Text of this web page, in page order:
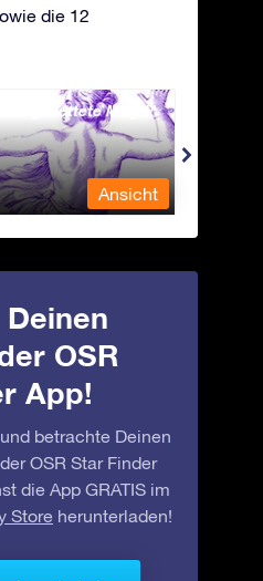
die 12
angekettete Magd
Ansicht
OSR
App!
betrachte Deinen
OSR Star Finder
die App GRATIS im
Store herunterladen!